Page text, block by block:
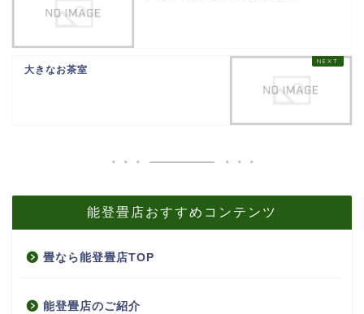
大きなお茶室
能登畳店おすすめコンテンツ
畳なら能登畳店TOP
能登畳店のご紹介